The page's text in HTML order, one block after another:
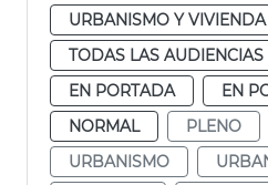
URBANISMO Y VIVIENDA
TODAS LAS AUDIENCIAS
EN PORTADA
EN
NORMAL
PLENO
URBANISMO